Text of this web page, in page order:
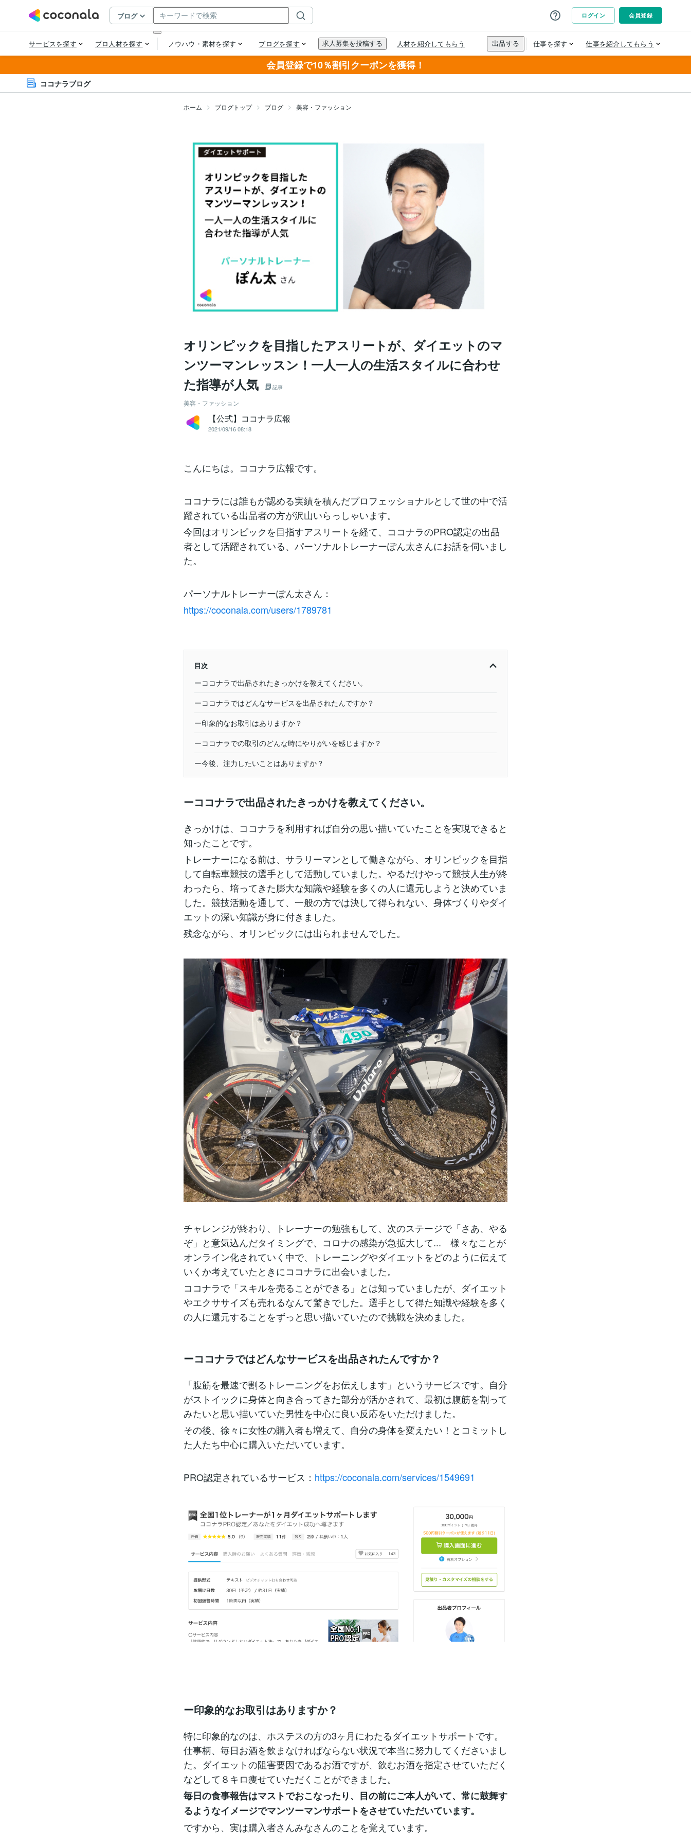
会員登録で10％割引クーポンを獲得！
ココナラブログ
ホーム ブログトップ ブログ 美容・ファッション
オリンピックを目指したアスリートが、ダイエットのマ
ンツーマンレッスン！一人一人の生活スタイルに合わせ
た指導が人気
記事
美容・ファッション
【公式】ココナラ広報
2021/09/16 08:18
こんにちは。ココナラ広報です。
ココナラには誰もが認める実績を積んだプロフェッショナルとして世の中で活
躍されている出品者の方が沢山いらっしゃいます。
今回はオリンピックを目指すアスリートを経て、ココナラのPRO認定の出品
者として活躍されている、パーソナルトレーナーぽん太さんにお話を伺いまし
た。
パーソナルトレーナーぽん太さん：
https://coconala.com/users/1789781
目次
ーココナラで出品されたきっかけを教えてください。
ーココナラではどんなサービスを出品されたんですか？
ー印象的なお取引はありますか？
ーココナラでの取引のどんな時にやりがいを感じますか？
ー今後、注力したいことはありますか？
ーココナラで出品されたきっかけを教えてください。
きっかけは、ココナラを利用すれば自分の思い描いていたことを実現できると
知ったことです。
トレーナーになる前は、サラリーマンとして働きながら、オリンピックを目指
して自転車競技の選手として活動していました。やるだけやって競技人生が終
わったら、培ってきた膨大な知識や経験を多くの人に還元しようと決めていま
した。競技活動を通して、一般の方では決して得られない、身体づくりやダイ
エットの深い知識が身に付きました。
残念ながら、オリンピックには出られませんでした。
チャレンジが終わり、トレーナーの勉強もして、次のステージで「さあ、やる
ぞ」と意気込んだタイミングで、コロナの感染が急拡大して... 様々なことが
オンライン化されていく中で、トレーニングやダイエットをどのように伝えて
いくか考えていたときにココナラに出会いました。
ココナラで「スキルを売ることができる」とは知っていましたが、ダイエット
やエクササイズも売れるなんて驚きでした。選手として得た知識や経験を多く
の人に還元することをずっと思い描いていたので挑戦を決めました。
ーココナラではどんなサービスを出品されたんですか？
​「腹筋を最速で割るトレーニングをお伝えします」というサービスです。自分
がストイックに身体と向き合ってきた部分が活かされて、最初は腹筋を割って
みたいと思い描いていた男性を中心に良い反応をいただけました。
その後、徐々に女性の購入者も増えて、自分の身体を変えたい！とコミットし
た人たち中心に購入いただいています。
PRO認定されているサービス： https://coconala.com/services/1549691
ー印象的なお取引はありますか？
特に印象的なのは、ホステスの方の3ヶ月にわたるダイエットサポートです。
仕事柄、毎日お酒を飲まなければならない状況で本当に努力してくださいまし
た。ダイエットの阻害要因であるお酒ですが、飲むお酒を指定させていただく
などして８キロ痩せていただくことができました。
毎日の食事報告はマストでおこなったり、目の前にご本人がいて、常に鼓舞す
るようなイメージでマンツーマンサポートをさせていただいています。
ですから、実は購入者さんみなさんのことを覚えています。